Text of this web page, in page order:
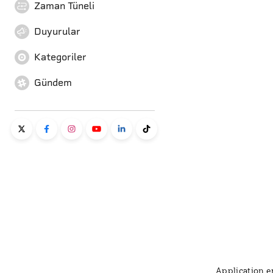
Zaman Tüneli
Duyurular
Kategoriler
Gündem
Application